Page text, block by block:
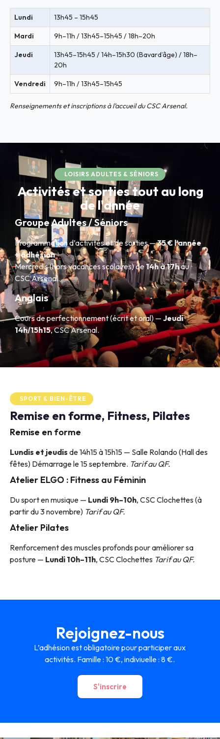
Lundi 13h45 – 15h45
Mardi 9h–11h / 13h45–15h45 / 18h–20h
Jeudi
13h45–15h45 / 14h–15h30 (Bavard’âge) / 18h–
20h
Vendredi 9h–11h / 13h45–15h45
Renseignements et inscriptions à l’accueil du CSC Arsenal.
LOISIRS ADULTES & SÉNIORS
Activités et sorties tout au long
de l'année
Groupe Adultes / Séniors
Programmation d’activités et de sorties —35 € l’année
+ adhésion
Mercredis (hors vacances scolaires) de14h à 17hau
CSC Arsenal.
Anglais
Cours de perfectionnement (écrit et oral) — Jeudi
14h/15h15, CSC Arsenal.
SPORT & BIEN-ÊTRE
Remise en forme, Fitness, Pilates
Remise en forme
Lundis et jeudis de 14h15 à 15h15 — Salle Rolando (Hall des
fêtes) Démarrage le 15 septembre. Tarif au QF.
Atelier ELGO : Fitness au Féminin
Du sport en musique — Lundi 9h–10h, CSC Clochettes (à
partir du 3 novembre) Tarif au QF.
Atelier Pilates
Renforcement des muscles profonds pour améliorer sa
posture — Lundi 10h–11h, CSC Clochettes Tarif au QF.
Rejoignez-nous
L’adhésion est obligatoire pour participer aux
activités. Famille : 10 €, indiviuelle : 8 €.
S'inscrire